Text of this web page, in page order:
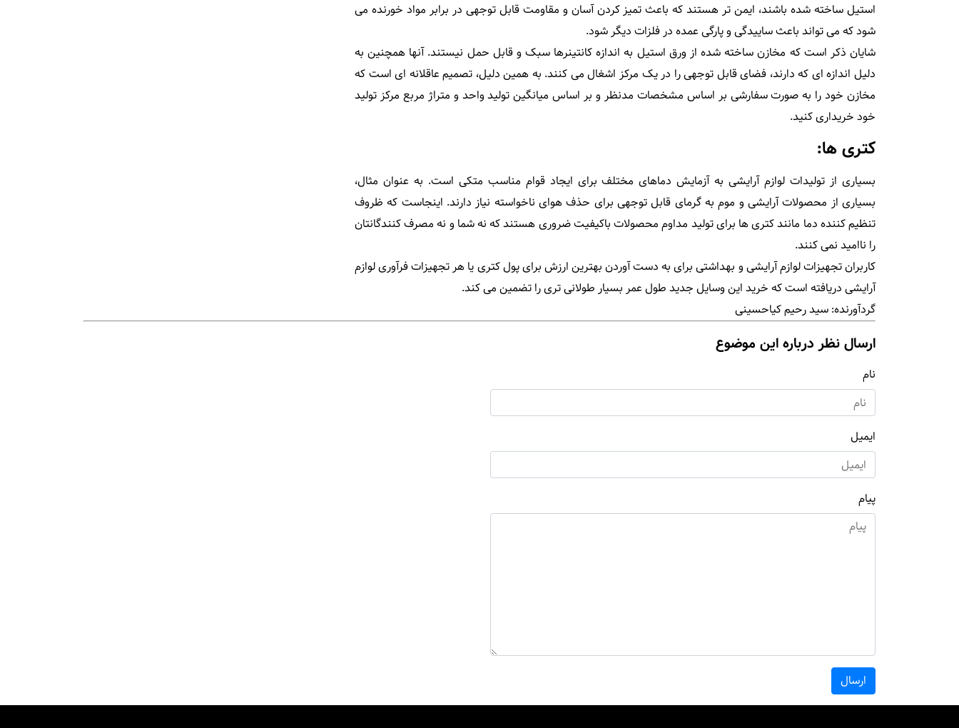
استیل ساخته شده باشند، ایمن تر هستند که باعث تمیز کردن آسان و مقاومت قابل توجهی در برابر مواد خورنده می
شود که می تواند باعث ساییدگی و پارگی عمده در فلزات دیگر شود.
شایان ذکر است که مخازن ساخته شده از ورق استیل به اندازه کانتینرها سبک و قابل حمل نیستند. آنها همچنین به
دلیل اندازه ای که دارند، فضای قابل توجهی را در یک مرکز اشغال می کنند. به همین دلیل، تصمیم عاقلانه ای است که
مخازن خود را به صورت سفارشی بر اساس مشخصات مدنظر و بر اساس میانگین تولید واحد و متراژ مربع مرکز تولید
خود خریداری کنید.
کتری ها:
بسیاری از تولیدات لوازم آرایشی به آزمایش دماهای مختلف برای ایجاد قوام مناسب متکی است. به عنوان مثال،
بسیاری از محصولات آرایشی و موم به گرمای قابل توجهی برای حذف هوای ناخواسته نیاز دارند. اینجاست که ظروف
تنظیم کننده دما مانند کتری ها برای تولید مداوم محصولات باکیفیت ضروری هستند که نه شما و نه مصرف کنندگانتان
را ناامید نمی کنند.
کاربران تجهیزات لوازم آرایشی و بهداشتی برای به دست آوردن بهترین ارزش برای پول کتری یا هر تجهیزات فرآوری لوازم
آرایشی دریافته است که خرید این وسایل جدید طول عمر بسیار طولانی تری را تضمین می کند.
گردآورنده: سید رحیم کیاحسینی
ارسال نظر درباره این موضوع
نام
ایمیل
پیام
ارسال